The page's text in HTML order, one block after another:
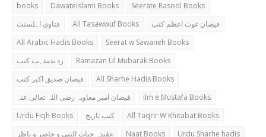
books
Dawateislami Books
Seerate Rasool Books
فتاوی اہلسنت
All Tasawwuf Books
فیضان غوث اعظم کتب
All Arabic Hadis Books
Seerat w Sawaneh Books
رد بدمذہب کتب
Ramazan Ul Mubarak Books
فیضان صدیق اکبر کتب
All Sharhe Hadis Books
فیضان امیر معاویہ رضی اللہ تعالی عنہ
ilm e Mustafa Books
Urdu Fiqh Books
کتب تاریخ
All Taqrir W Khitabat Books
عقیدہ حیات النبی و حاضر و ناظر
Naat Books
Urdu Sharhe hadis